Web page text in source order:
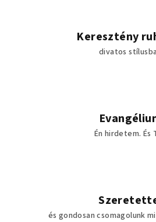
Keresztény
divatos
Én hirdetem. És
és gondosan csomagolunk